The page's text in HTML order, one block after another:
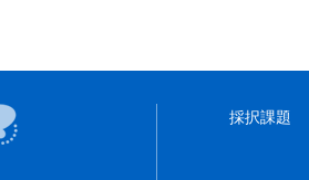
採択課題